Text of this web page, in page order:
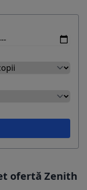
ofertă Zenith